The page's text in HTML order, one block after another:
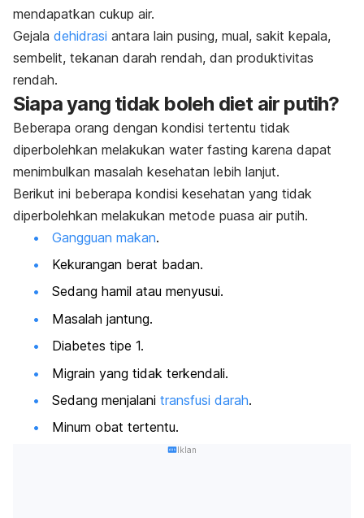
mendapatkan cukup air.
Gejala dehidrasi antara lain pusing, mual, sakit kepala,
sembelit, tekanan darah rendah, dan produktivitas
rendah.
Siapa yang tidak boleh diet air putih?
Beberapa orang dengan kondisi tertentu tidak
diperbolehkan melakukan water fasting karena dapat
menimbulkan masalah kesehatan lebih lanjut.
Berikut ini beberapa kondisi kesehatan yang tidak
diperbolehkan melakukan metode puasa air putih.
Gangguan makan.
Kekurangan berat badan.
Sedang hamil atau menyusui.
Masalah jantung.
Diabetes tipe 1.
Migrain yang tidak terkendali.
Sedang menjalani transfusi darah.
Minum obat tertentu.
Iklan